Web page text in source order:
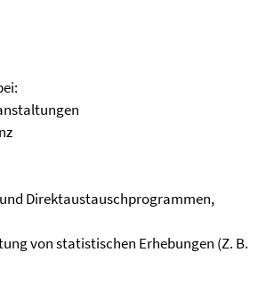
Direktaustauschprogrammen,
von statistischen Erhebungen (Z. B.